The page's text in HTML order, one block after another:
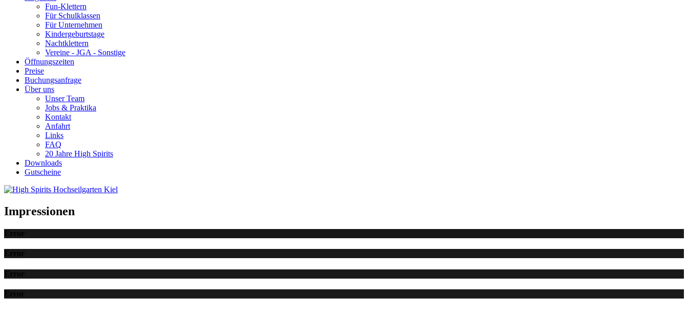
Fun-Klettern
Für Schulklassen
Für Unternehmen
Kindergeburtstage
Nachtklettern
Vereine - JGA - Sonstige
Öffnungszeiten
Preise
Buchungsanfrage
Über uns
Unser Team
Jobs & Praktika
Kontakt
Anfahrt
Links
FAQ
20 Jahre High Spirits
Downloads
Gutscheine
Impressionen
Error
Error
Error
Error